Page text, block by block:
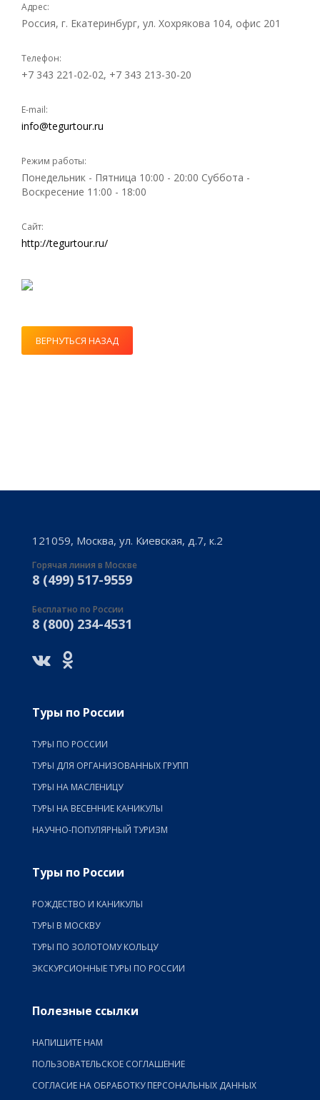
Адрес:
Россия, г. Екатеринбург, ул. Хохрякова 104, офис 201
Телефон:
+7 343 221-02-02, +7 343 213-30-20
E-mail:
info@tegurtour.ru
Режим работы:
Понедельник - Пятница 10:00 - 20:00 Суббота -
Воскресение 11:00 - 18:00
Сайт:
http://tegurtour.ru/
ВЕРНУТЬСЯ НАЗАД
121059, Москва, ул. Киевская, д.7, к.2
Горячая линия в Москве
8 (499) 517-9559
Бесплатно по России
8 (800) 234-4531
Туры по России
ТУРЫ ПО РОССИИ
ТУРЫ ДЛЯ ОРГАНИЗОВАННЫХ ГРУПП
ТУРЫ НА МАСЛЕНИЦУ
ТУРЫ НА ВЕСЕННИЕ КАНИКУЛЫ
НАУЧНО-ПОПУЛЯРНЫЙ ТУРИЗМ
Туры по России
РОЖДЕСТВО И КАНИКУЛЫ
ТУРЫ В МОСКВУ
ТУРЫ ПО ЗОЛОТОМУ КОЛЬЦУ
ЭКСКУРСИОННЫЕ ТУРЫ ПО РОССИИ
Полезные ссылки
НАПИШИТЕ НАМ
ПОЛЬЗОВАТЕЛЬСКОЕ СОГЛАШЕНИЕ
СОГЛАСИЕ НА ОБРАБОТКУ ПЕРСОНАЛЬНЫХ ДАННЫХ